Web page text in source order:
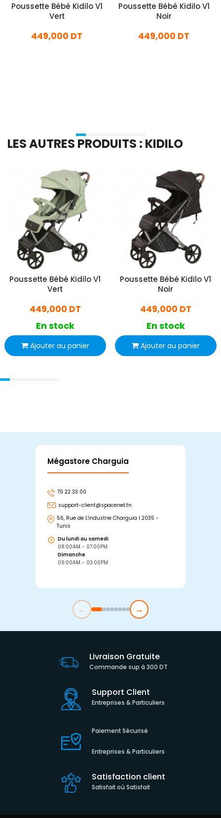
Poussette Bébé Kidilo V1
Vert
449,000 DT
Poussette Bébé Kidilo V1
Noir
449,000 DT
LES AUTRES PRODUITS : KIDILO
Poussette Bébé Kidilo V1
Vert
449,000 DT
En stock
Ajouter au panier
Poussette Bébé Kidilo V1
Noir
449,000 DT
En stock
Ajouter au panier
Mégastore Charguia
70 22 33 00
support-client@spacenet.tn
56, Rue de L'industrie Charguia I 2035 -
Tunis
Du lundi au samedi
08:00AM - 07:00PM
Dimanche
09:00AM - 03:00PM
← →
Livraison Gratuite
Commande sup à 300 DT
Support Client
Entreprises & Particuliers
Paiement Sécurisé
Entreprises & Particuliers
Satisfaction client
Satisfait où Satisfait